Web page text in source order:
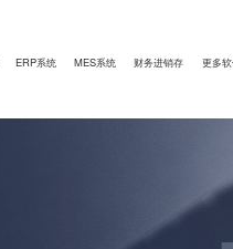
ERP系统 MES系统 财务进销存 更多